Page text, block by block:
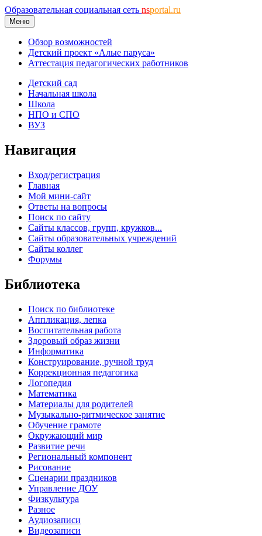
Образовательная социальная сеть nsportal.ru
Меню
Обзор возможностей
Детский проект «Алые паруса»
Аттестация педагогических работников
Детский сад
Начальная школа
Школа
НПО и СПО
ВУЗ
Навигация
Вход/регистрация
Главная
Мой мини-сайт
Ответы на вопросы
Поиск по сайту
Сайты классов, групп, кружков...
Сайты образовательных учреждений
Сайты коллег
Форумы
Библиотека
Поиск по библиотеке
Аппликация, лепка
Воспитательная работа
Здоровый образ жизни
Информатика
Конструирование, ручной труд
Коррекционная педагогика
Логопедия
Математика
Материалы для родителей
Музыкально-ритмическое занятие
Обучение грамоте
Окружающий мир
Развитие речи
Региональный компонент
Рисование
Сценарии праздников
Управление ДОУ
Физкультура
Разное
Аудиозаписи
Видеозаписи